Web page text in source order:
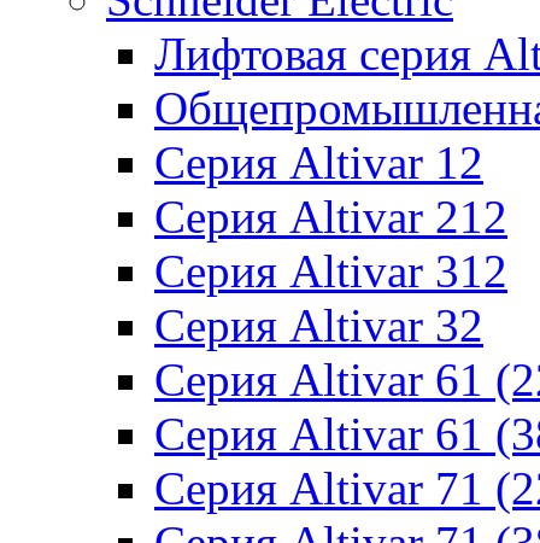
Лифтовая серия
Серия Altivar 12
Серия Altivar 212
Серия Altivar 312
Серия Altivar 32
Серия Altivar 61
Серия Altivar 61
Серия Altivar 71